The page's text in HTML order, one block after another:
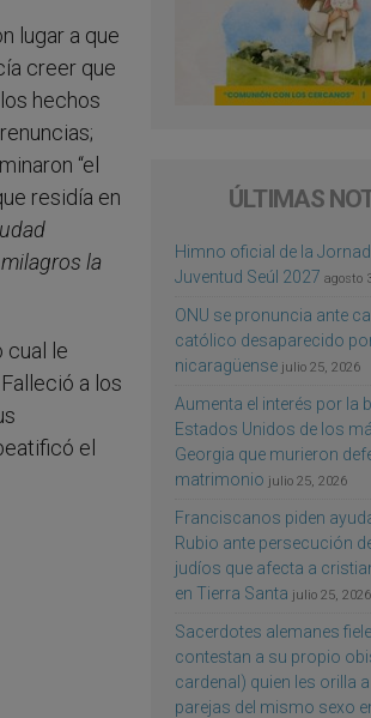
lugar a que
creer que
hechos
“el
residía en
la
cual le
a los
el
ÚLTIMAS
Himno oficial de la
Juventud Seúl 2027 agosto
ONU se pronuncia ante
católico desaparecido
nicaragüense julio 25, 2026
Aumenta el interés por la
Estados Unidos de los
Georgia que murieron
matrimonio julio 25, 2026
Franciscanos piden
Rubio ante persecución
judíos que afecta a
en Tierra Santa julio 25, 2026
Sacerdotes alemanes
contestan a su propio
cardenal) quien les orilla
parejas del mismo sexo